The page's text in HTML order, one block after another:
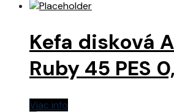
Kefa disková
Ruby 45 PES
Viac info